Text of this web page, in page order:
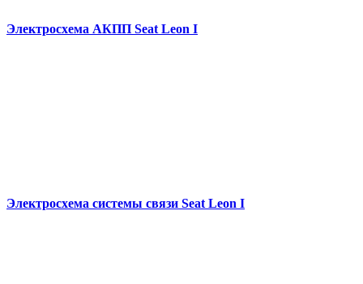
Электросхема АКПП Seat Leon I
Электросхема системы связи Seat Leon I